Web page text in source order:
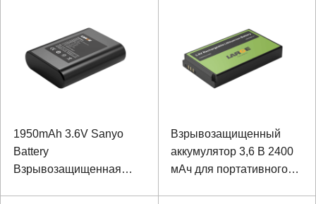
1950mAh 3.6V Sanyo
Battery
Взрывозащищенная
Взрывозащищенный
аккумулятор 3,6 В 2400
мАч для портативного